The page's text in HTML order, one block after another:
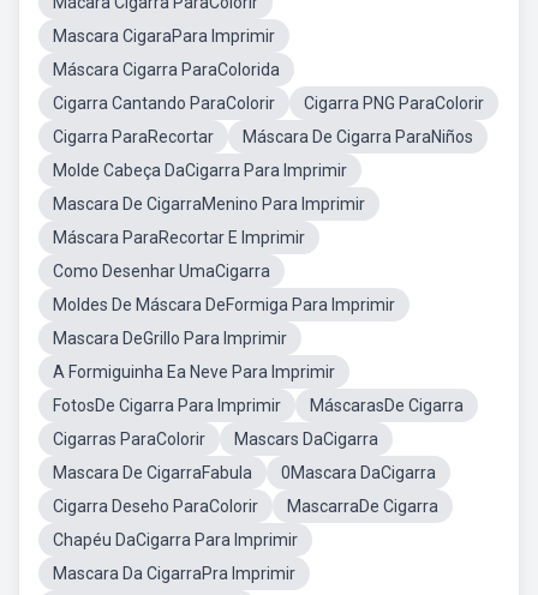
Mascara CigaraPara Imprimir
Máscara Cigarra ParaColorida
Cigarra Cantando ParaColorir
Cigarra PNG ParaColorir
Cigarra ParaRecortar
Máscara De Cigarra ParaNiños
Molde Cabeça DaCigarra Para Imprimir
Mascara De CigarraMenino Para Imprimir
Máscara ParaRecortar E Imprimir
Como Desenhar UmaCigarra
Moldes De Máscara DeFormiga Para Imprimir
Mascara DeGrillo Para Imprimir
A Formiguinha Ea Neve Para Imprimir
FotosDe Cigarra Para Imprimir
MáscarasDe Cigarra
Cigarras ParaColorir
Mascars DaCigarra
Mascara De CigarraFabula
0Mascara DaCigarra
Cigarra Deseho ParaColorir
MascarraDe Cigarra
Chapéu DaCigarra Para Imprimir
Mascara Da CigarraPra Imprimir